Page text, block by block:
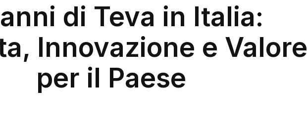
di Teva in Italia:
Innovazione e Valore
per il Paese